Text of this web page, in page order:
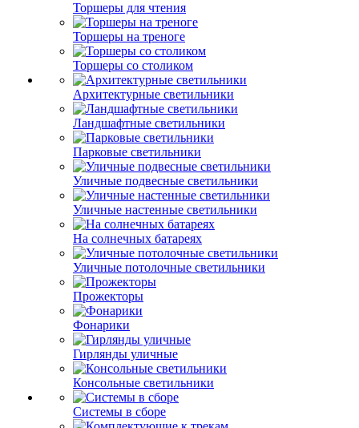
Торшеры для чтения
Торшеры на треноге
Торшеры со столиком
Архитектурные светильники
Ландшафтные светильники
Парковые светильники
Уличные подвесные светильники
Уличные настенные светильники
На солнечных батареях
Уличные потолочные светильники
Прожекторы
Фонарики
Гирлянды уличные
Консольные светильники
Системы в сборе